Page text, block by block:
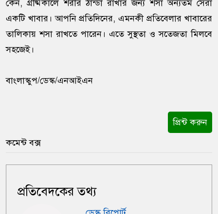
কেন, গ্রীষ্মকালে শরীর ঠান্ডা রাখার জন্য শসা অন্যতম সেরা
একটি খাবার। আপনি প্রতিদিনের, এমনকী প্রতিবেলার খাবারের
তালিকায় শসা রাখতে পারেন। এতে সুস্থতা ও সতেজতা মিলবে
সহজেই।
বাংলাস্কুপ/ডেস্ক/এনআইএন
প্রিন্ট করুন
কমেন্ট বক্স
প্রতিবেদকের তথ্য